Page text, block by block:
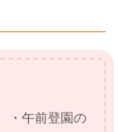
・午前登園の